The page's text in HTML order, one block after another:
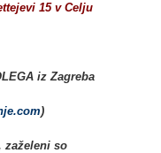
15 v Celju
iz Zagreba
)
zaželeni so